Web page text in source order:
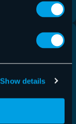
Show details